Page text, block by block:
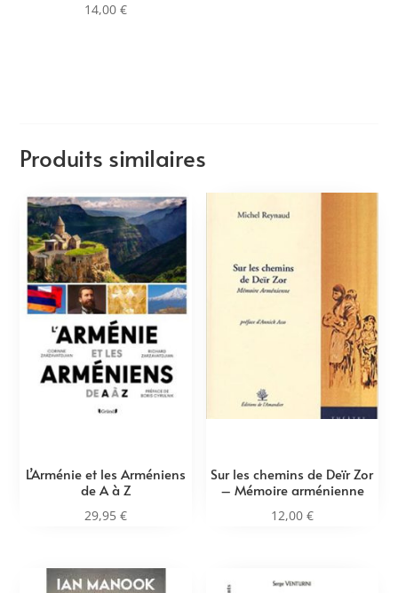
14,00€
Produits similaires
L’Arménie et les Arméniens
de A à Z
29,95€
Sur les chemins de Deïr Zor
– Mémoire arménienne
12,00 €